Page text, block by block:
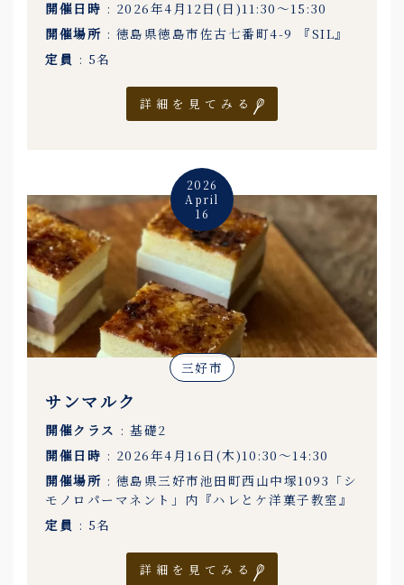
開催日時 : 2026年4月12日(日)11:30〜15:30
開催場所 : 徳島県徳島市佐古七番町4-9 『SIL』
定員 : 5名
詳細を見てみる
2026
April
16
三好市
サンマルク
開催クラス : 基礎2
開催日時 : 2026年4月16日(木)10:30〜14:30
開催場所 : 徳島県三好市池田町西山中塚1093「シ
モノロパーマネント」内『ハレとケ洋菓子教室』
定員 : 5名
詳細を見てみる